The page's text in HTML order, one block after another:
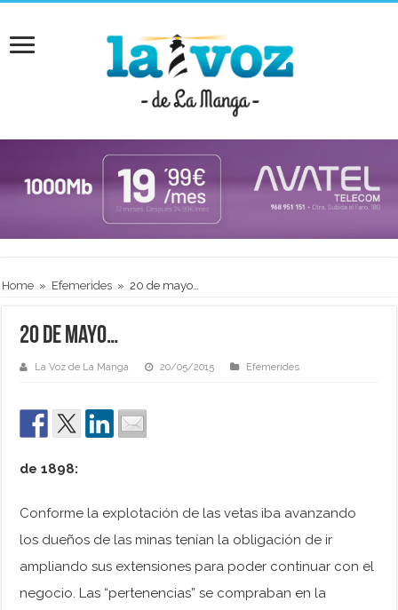
Home » Efemerides » 20 de mayo…
20 de mayo…
La Voz de La Manga 20/05/2015 Efemerides
de 1898:
Conforme la explotación de las vetas iba avanzando
los dueños de las minas tenían la obligación de ir
ampliando sus extensiones para poder continuar con el
negocio. Las “pertenencias” se compraban en la